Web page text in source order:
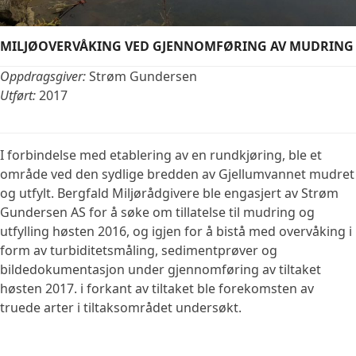
MILJØOVERVÅKING VED GJENNOMFØRING AV MUDRING
Oppdragsgiver:Strøm Gundersen
Utført:2017
I forbindelse med etablering av en rundkjøring, ble et
område ved den sydlige bredden av Gjellumvannet mudret
og utfylt. Bergfald Miljørådgivere ble engasjert av Strøm
Gundersen AS for å søke om tillatelse til mudring og
utfylling høsten 2016, og igjen for å bistå med overvåking i
form av turbiditetsmåling, sedimentprøver og
bildedokumentasjon under gjennomføring av tiltaket
høsten 2017. i forkant av tiltaket ble forekomsten av
truede arter i tiltaksområdet undersøkt.